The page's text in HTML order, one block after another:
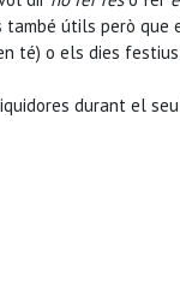
útils però que
té) o els dies
durant el